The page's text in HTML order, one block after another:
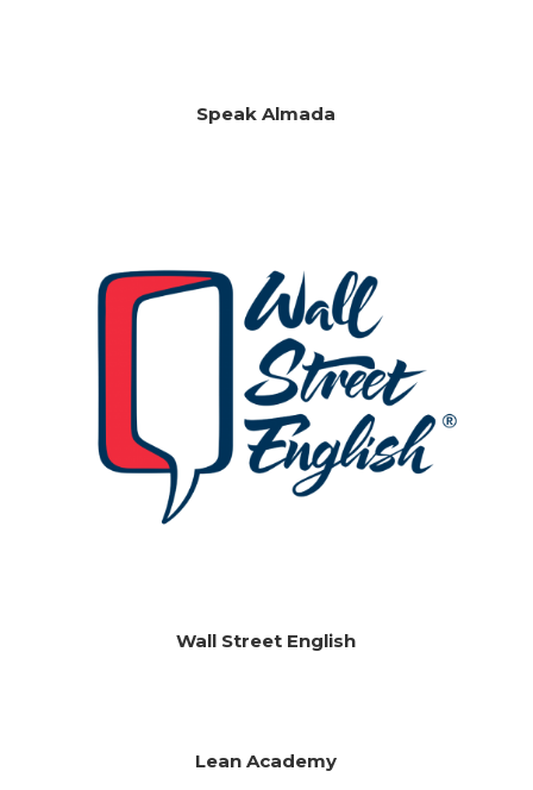
Speak Almada
Wall Street English
Lean Academy